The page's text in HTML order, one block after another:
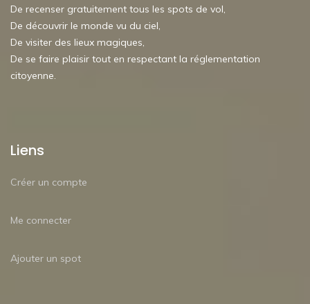
De recenser gratuitement tous les spots de vol,
De découvrir le monde vu du ciel,
De visiter des lieux magiques,
De se faire plaisir tout en respectant la réglementation
citoyenne.
Liens
Créer un compte
Me connecter
Ajouter un spot